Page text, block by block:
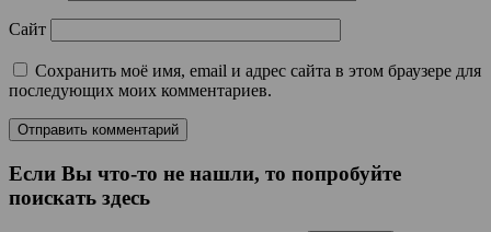
Сайт
Сохранить моё имя, email и адрес сайта в этом браузере для
последующих моих комментариев.
Если Вы что-то не нашли, то попробуйте
поискать здесь